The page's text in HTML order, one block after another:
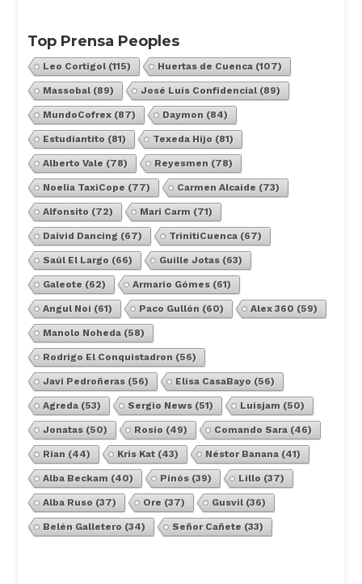
Top Prensa Peoples
Leo Cortigol(115) Huertas de Cuenca(107)
Massobal(89) José Luis Confidencial(89)
MundoCofrex(87) Daymon (84)
Estudiantito (81) Texeda Hijo (81)
Alberto Vale (78) Reyesmen (78)
Noelia TaxiCope (77) Carmen Alcaide (73)
Alfonsito (72) Mari Carm (71)
Daivid Dancing (67) TrinitiCuenca(67)
Saúl El Largo (66) Guille Jotas(63)
Galeote (62) Armario Gómes(61)
Angul Noi (61) Paco Gullón (60) Alex 360 (59)
Manolo Noheda(58)
Rodrigo El Conquistadron (56)
Javi Pedroñeras(56) Elisa CasaBayo (56)
Agreda(53) Sergio News(51) Luisjam (50)
Jonatas(50) Rosio (49) Comando Sara(46)
Rian (44) Kris Kat(43) Néstor Banana(41)
Alba Beckam (40) Pinós(39) Lillo (37)
Alba Ruso (37) Ore (37) Gusvil(36)
Belén Galletero (34) Señor Cañete (33)